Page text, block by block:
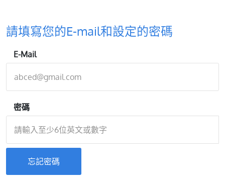
請填寫您的E-mail和設定的密碼
E-Mail
密碼
忘記密碼